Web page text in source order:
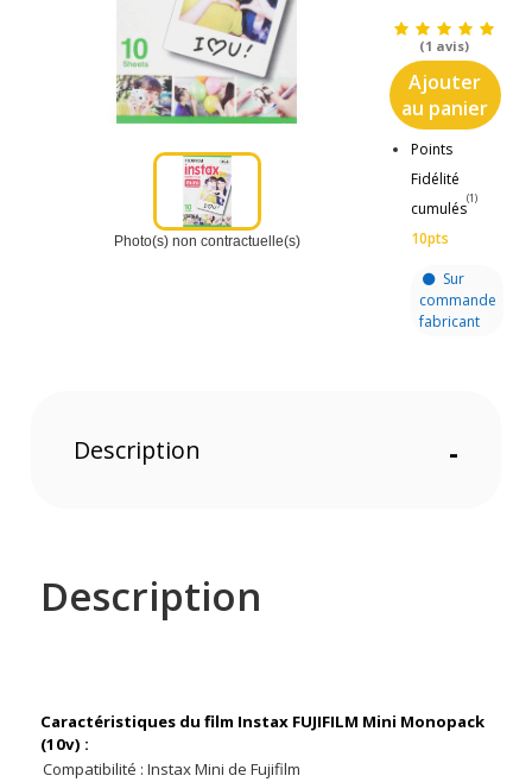
Photo(s) non contractuelle(s)
(1 avis)
Ajouter
au panier
Points
Fidélité
cumulés
(1)
10pts
Sur
commande
fabricant
Description -
Description
Caractéristiques du film Instax FUJIFILM Mini Monopack
(10v) :
Compatibilité : Instax Mini de Fujifilm